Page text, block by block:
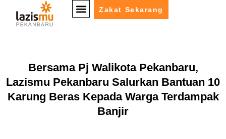
Zakat Sekarang
Bersama Pj Walikota Pekanbaru,
Lazismu Pekanbaru Salurkan Bantuan 10
Karung Beras Kepada Warga Terdampak
Banjir